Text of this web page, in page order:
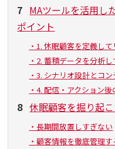
7 MAツールを活用し
ポイント
・1. 休眠顧客を定義し
・2. 蓄積データを分析
・3. シナリオ設計とコ
・4. 配信・アクション
8 休眠顧客を掘り起
・長期間放置しすぎない
・顧客情報を徹底管理す